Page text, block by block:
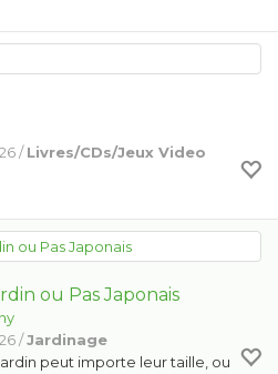
/Livres/CDs/Jeux Video
ou Pas Japonais
/Jardinage
peut importe leur taille, ou